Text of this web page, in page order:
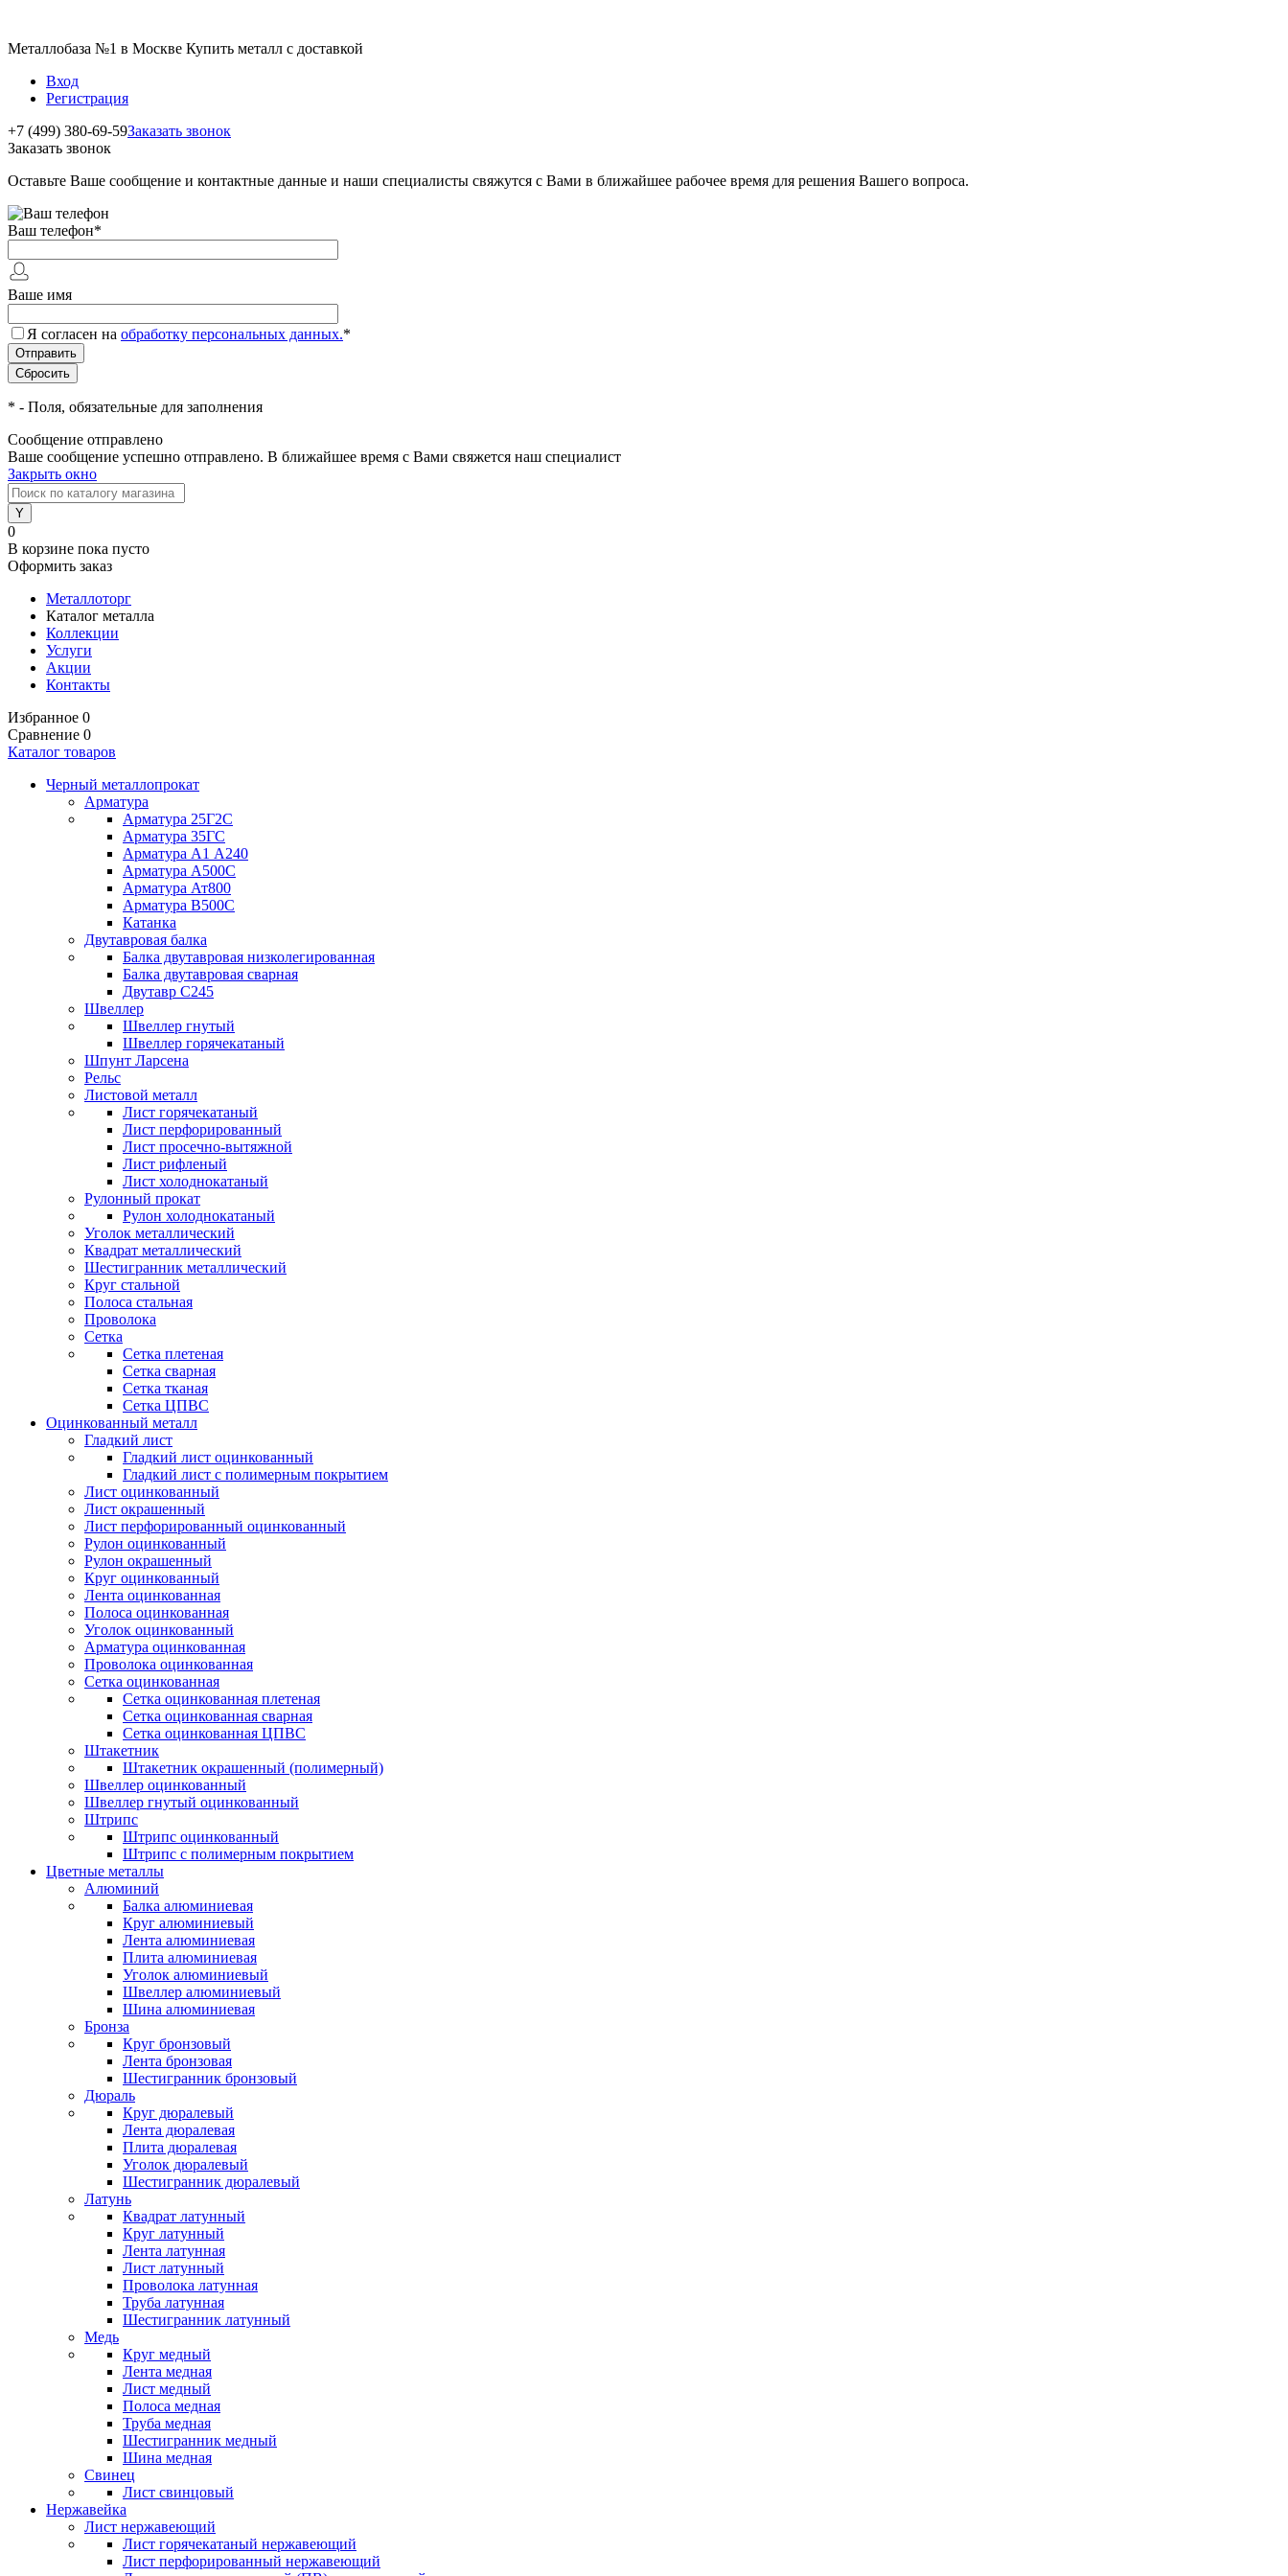
Металлобаза №1 в Москве Купить металл с доставкой
Вход
Регистрация
+7 (499) 380-69-59Заказать звонок
Заказать звонок
Оставьте Ваше сообщение и контактные данные и наши специалисты свяжутся с Вами в ближайшее рабочее время для решения Вашего вопроса.
Ваш телефон*
Ваше имя
Я согласен на обработку персональных данных.*
* - Поля, обязательные для заполнения
Сообщение отправлено
Ваше сообщение успешно отправлено. В ближайшее время с Вами свяжется наш специалист
Закрыть окно
0
В корзине пока пусто
Оформить заказ
Металлоторг
Каталог металла
Коллекции
Услуги
Акции
Контакты
Избранное 0
Сравнение 0
Каталог товаров
Черный металлопрокат
Арматура
Арматура 25Г2С
Арматура 35ГС
Арматура А1 А240
Арматура А500С
Арматура Ат800
Арматура В500С
Катанка
Двутавровая балка
Балка двутавровая низколегированная
Балка двутавровая сварная
Двутавр С245
Швеллер
Швеллер гнутый
Швеллер горячекатаный
Шпунт Ларсена
Рельс
Листовой металл
Лист горячекатаный
Лист перфорированный
Лист просечно-вытяжной
Лист рифленый
Лист холоднокатаный
Рулонный прокат
Рулон холоднокатаный
Уголок металлический
Квадрат металлический
Шестигранник металлический
Круг стальной
Полоса стальная
Проволока
Сетка
Сетка плетеная
Сетка сварная
Сетка тканая
Сетка ЦПВС
Оцинкованный металл
Гладкий лист
Гладкий лист оцинкованный
Гладкий лист с полимерным покрытием
Лист оцинкованный
Лист окрашенный
Лист перфорированный оцинкованный
Рулон оцинкованный
Рулон окрашенный
Круг оцинкованный
Лента оцинкованная
Полоса оцинкованная
Уголок оцинкованный
Арматура оцинкованная
Проволока оцинкованная
Сетка оцинкованная
Сетка оцинкованная плетеная
Сетка оцинкованная сварная
Сетка оцинкованная ЦПВС
Штакетник
Штакетник окрашенный (полимерный)
Швеллер оцинкованный
Швеллер гнутый оцинкованный
Штрипс
Штрипс оцинкованный
Штрипс с полимерным покрытием
Цветные металлы
Алюминий
Балка алюминиевая
Круг алюминиевый
Лента алюминиевая
Плита алюминиевая
Уголок алюминиевый
Швеллер алюминиевый
Шина алюминиевая
Бронза
Круг бронзовый
Лента бронзовая
Шестигранник бронзовый
Дюраль
Круг дюралевый
Лента дюралевая
Плита дюралевая
Уголок дюралевый
Шестигранник дюралевый
Латунь
Квадрат латунный
Круг латунный
Лента латунная
Лист латунный
Проволока латунная
Труба латунная
Шестигранник латунный
Медь
Круг медный
Лента медная
Лист медный
Полоса медная
Труба медная
Шестигранник медный
Шина медная
Свинец
Лист свинцовый
Нержавейка
Лист нержавеющий
Лист горячекатаный нержавеющий
Лист перфорированный нержавеющий